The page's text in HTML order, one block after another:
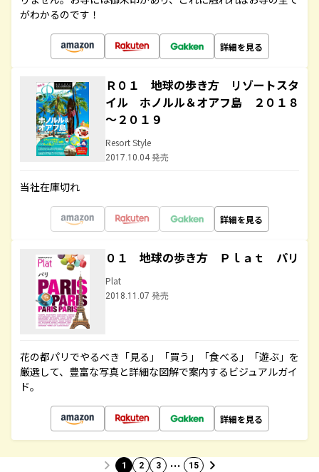
がわかるのです！
詳細を見る
Ｒ０１ 地球の歩き方 リゾートスタ
イル ホノルル＆オアフ島 ２０１８
～２０１９
Resort Style
2017.10.04 発売
当社在庫切れ
詳細を見る
０１ 地球の歩き方 Ｐｌａｔ パリ
Plat
2018.11.07 発売
花の都パリでやるべき「見る」「買う」「食べる」「遊ぶ」を
厳選して、豊富な写真と詳細な図解で案内するビジュアルガイ
ド。
詳細を見る
1 2 3 … 15